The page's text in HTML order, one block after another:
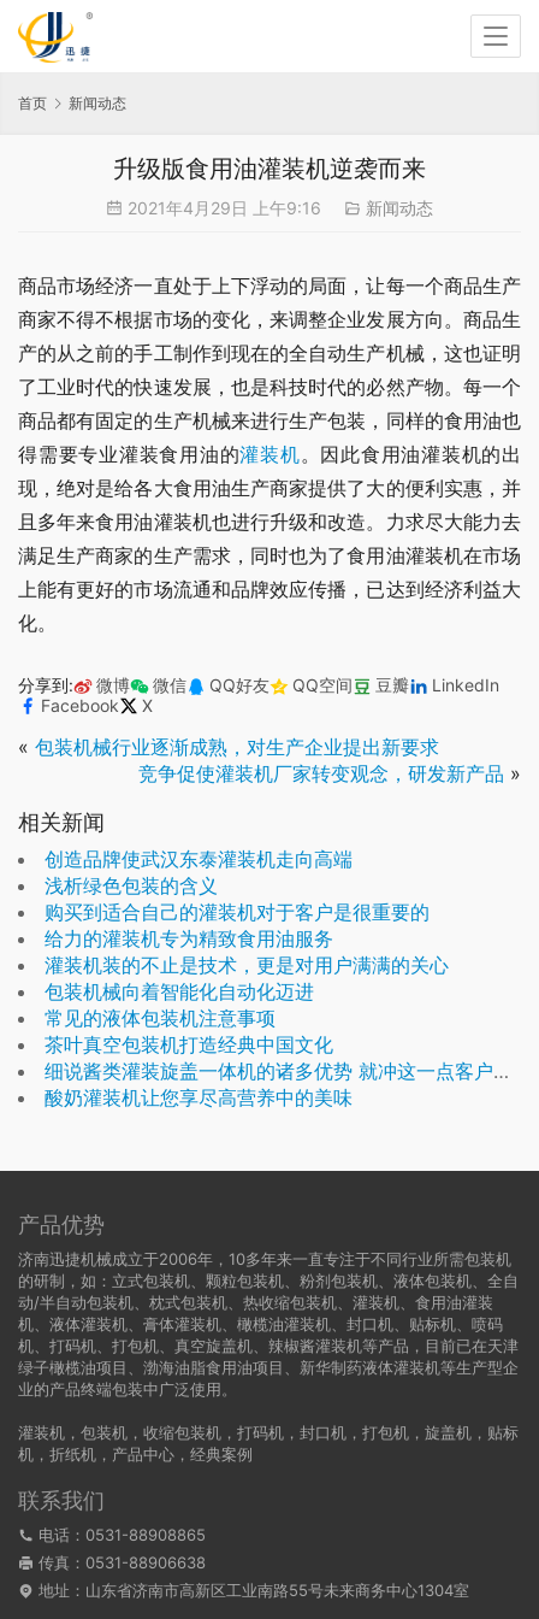
首页 新闻动态
升级版食用油灌装机逆袭而来
2021年4月29日 上午9:16 新闻动态
商品市场经济一直处于上下浮动的局面，让每一个商品生产
商家不得不根据市场的变化，来调整企业发展方向。商品生
产的从之前的手工制作到现在的全自动生产机械，这也证明
了工业时代的快速发展，也是科技时代的必然产物。每一个
商品都有固定的生产机械来进行生产包装，同样的食用油也
得需要专业灌装食用油的灌装机。因此食用油灌装机的出
现，绝对是给各大食用油生产商家提供了大的便利实惠，并
且多年来食用油灌装机也进行升级和改造。力求尽大能力去
满足生产商家的生产需求，同时也为了食用油灌装机在市场
上能有更好的市场流通和品牌效应传播，已达到经济利益大
化。
分享到: 微博 微信 QQ好友 QQ空间 豆瓣
LinkedIn
Facebook
X
« 包装机械行业逐渐成熟，对生产企业提出新要求
竞争促使灌装机厂家转变观念，研发新产品 »
相关新闻
创造品牌使武汉东泰灌装机走向高端
浅析绿色包装的含义
购买到适合自己的灌装机对于客户是很重要的
给力的灌装机专为精致食用油服务
灌装机装的不止是技术，更是对用户满满的关心
包装机械向着智能化自动化迈进
常见的液体包装机注意事项
茶叶真空包装机打造经典中国文化
细说酱类灌装旋盖一体机的诸多优势 就冲这一点客户都买单
酸奶灌装机让您享尽高营养中的美味
产品优势
济南迅捷机械成立于2006年，10多年来一直专注于不同行业所需包装机
的研制，如：立式包装机、颗粒包装机、粉剂包装机、液体包装机、全自
动/半自动包装机、枕式包装机、热收缩包装机、灌装机、食用油灌装
机、液体灌装机、膏体灌装机、橄榄油灌装机、封口机、贴标机、喷码
机、打码机、打包机、真空旋盖机、辣椒酱灌装机等产品，目前已在天津
绿子橄榄油项目、渤海油脂食用油项目、新华制药液体灌装机等生产型企
业的产品终端包装中广泛使用。
灌装机 ， 包装机 ， 收缩包装机 ， 打码机 ， 封口机 ， 打包机 ， 旋盖机 ， 贴标
机 ， 折纸机 ， 产品中心 ， 经典案例
联系我们
电话：0531-88908865
传真：0531-88906638
地址：山东省济南市高新区工业南路55号未来商务中心1304室